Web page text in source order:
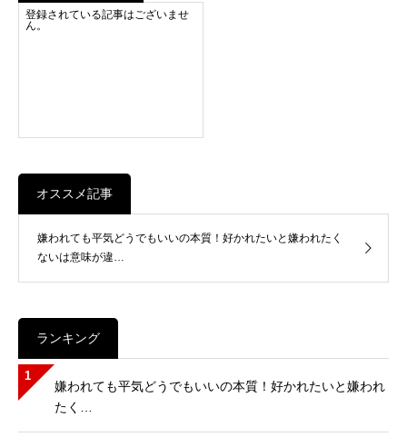
登録されている記事はございませ
ん。
オススメ記事
嫌われても平気どうでもいいの本質！好かれたいと嫌われたく
ないは意味が違…
ランキング
1
嫌われても平気どうでもいいの本質！好かれたいと嫌われ
たく…